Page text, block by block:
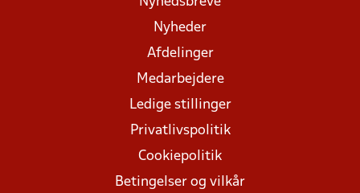
Nyheder
Afdelinger
Medarbejdere
Ledige stillinger
Privatlivspolitik
Cookiepolitik
Betingelser og vilkår